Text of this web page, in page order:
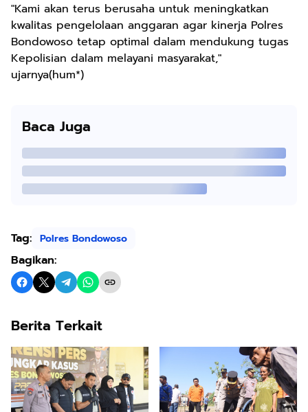
"Kami akan terus berusaha untuk meningkatkan
kwalitas pengelolaan anggaran agar kinerja Polres
Bondowoso tetap optimal dalam mendukung tugas
Kepolisian dalam melayani masyarakat,"
ujarnya(hum*)
Baca Juga
Tag: Polres Bondowoso
Bagikan:
Berita Terkait